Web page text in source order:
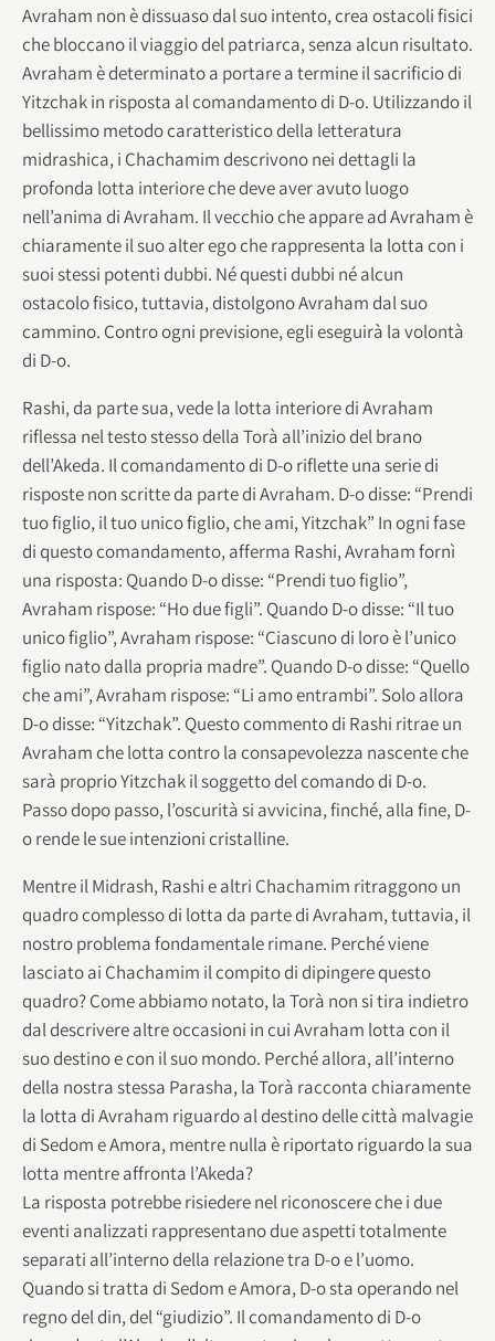
Avraham non è dissuaso dal suo intento, crea ostacoli fisici
che bloccano il viaggio del patriarca, senza alcun risultato.
Avraham è determinato a portare a termine il sacrificio di
Yitzchak in risposta al comandamento di D-o. Utilizzando il
bellissimo metodo caratteristico della letteratura
midrashica, i Chachamim descrivono nei dettagli la
profonda lotta interiore che deve aver avuto luogo
nell’anima di Avraham. Il vecchio che appare ad Avraham è
chiaramente il suo alter ego che rappresenta la lotta con i
suoi stessi potenti dubbi. Né questi dubbi né alcun
ostacolo fisico, tuttavia, distolgono Avraham dal suo
cammino. Contro ogni previsione, egli eseguirà la volontà
di D-o.
Rashi, da parte sua, vede la lotta interiore di Avraham
riflessa nel testo stesso della Torà all’inizio del brano
dell’Akeda. Il comandamento di D-o riflette una serie di
risposte non scritte da parte di Avraham. D-o disse: “Prendi
tuo figlio, il tuo unico figlio, che ami, Yitzchak” In ogni fase
di questo comandamento, afferma Rashi, Avraham fornì
una risposta: Quando D-o disse: “Prendi tuo figlio”,
Avraham rispose: “Ho due figli”. Quando D-o disse: “Il tuo
unico figlio”, Avraham rispose: “Ciascuno di loro è l’unico
figlio nato dalla propria madre”. Quando D-o disse: “Quello
che ami”, Avraham rispose: “Li amo entrambi”. Solo allora
D-o disse: “Yitzchak”. Questo commento di Rashi ritrae un
Avraham che lotta contro la consapevolezza nascente che
sarà proprio Yitzchak il soggetto del comando di D-o.
Passo dopo passo, l’oscurità si avvicina, finché, alla fine, D-
o rende le sue intenzioni cristalline.
Mentre il Midrash, Rashi e altri Chachamim ritraggono un
quadro complesso di lotta da parte di Avraham, tuttavia, il
nostro problema fondamentale rimane. Perché viene
lasciato ai Chachamim il compito di dipingere questo
quadro? Come abbiamo notato, la Torà non si tira indietro
dal descrivere altre occasioni in cui Avraham lotta con il
suo destino e con il suo mondo. Perché allora, all’interno
della nostra stessa Parasha, la Torà racconta chiaramente
la lotta di Avraham riguardo al destino delle città malvagie
di Sedom e Amora, mentre nulla è riportato riguardo la sua
lotta mentre affronta l’Akeda?
La risposta potrebbe risiedere nel riconoscere che i due
eventi analizzati rappresentano due aspetti totalmente
separati all’interno della relazione tra D-o e l’uomo.
Quando si tratta di Sedom e Amora, D-o sta operando nel
regno del din, del “giudizio”. Il comandamento di D-o